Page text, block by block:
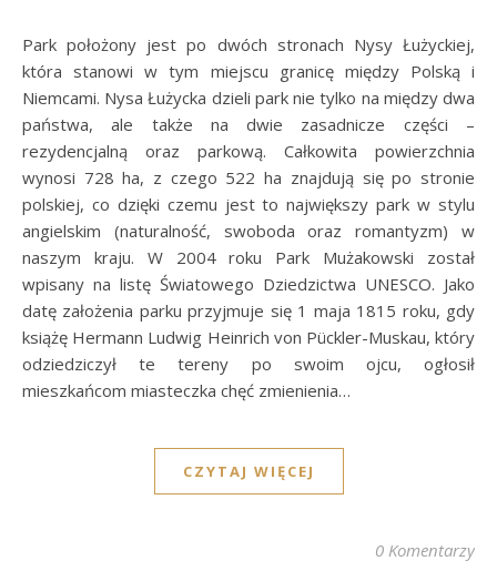
Park położony jest po dwóch stronach Nysy Łużyckiej,
która stanowi w tym miejscu granicę między Polską i
Niemcami. Nysa Łużycka dzieli park nie tylko na między dwa
państwa, ale także na dwie zasadnicze części –
rezydencjalną oraz parkową. Całkowita powierzchnia
wynosi 728 ha, z czego 522 ha znajdują się po stronie
polskiej, co dzięki czemu jest to największy park w stylu
angielskim (naturalność, swoboda oraz romantyzm) w
naszym kraju. W 2004 roku Park Mużakowski został
wpisany na listę Światowego Dziedzictwa UNESCO. Jako
datę założenia parku przyjmuje się 1 maja 1815 roku, gdy
książę Hermann Ludwig Heinrich von Pückler-Muskau, który
odziedziczył te tereny po swoim ojcu, ogłosił
mieszkańcom miasteczka chęć zmienienia…
CZYTAJ WIĘCEJ
0 Komentarzy